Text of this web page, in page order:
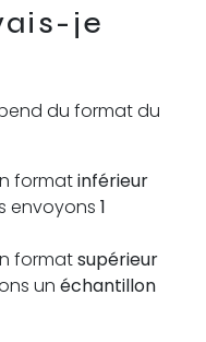
je
du format du
formatinférieur
envoyons 1
formatsupérieur
un échantillon